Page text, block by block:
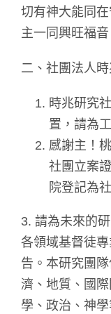
切有神大能同
主一同興旺福音
二、社團法人
時兆研究
置，請為
感謝主！
社團立案
院登記為
3. 請為未來的
各領域基督徒
告。本研究團
濟、地質、國
學、政治、神